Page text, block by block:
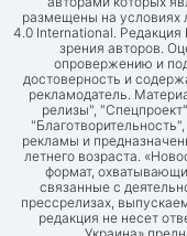
размещены на условиях
4.0 International. Редакция
зрения авторов.
опровержению и
достоверность и
рекламодатель.
релизы",
рекламы и
летнего возраста.
формат,
связанные с
прессрелизах,
редакция не несет